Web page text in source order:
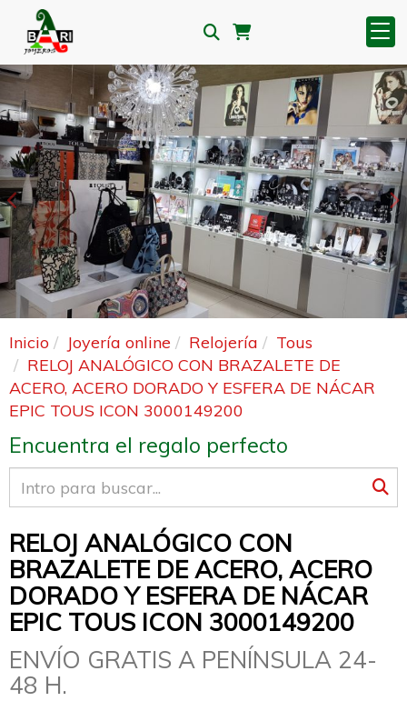
Anterior
Inicio Joyería online Relojería
Tous
RELOJ ANALÓGICO CON BRAZALETE DE
ACERO, ACERO DORADO Y ESFERA DE NÁCAR
EPIC TOUS ICON 3000149200
Encuentra el regalo perfecto
RELOJ ANALÓGICO CON
BRAZALETE DE ACERO, ACERO
DORADO Y ESFERA DE NÁCAR
EPIC TOUS ICON 3000149200
ENVÍO GRATIS A PENÍNSULA 24-
48 H.